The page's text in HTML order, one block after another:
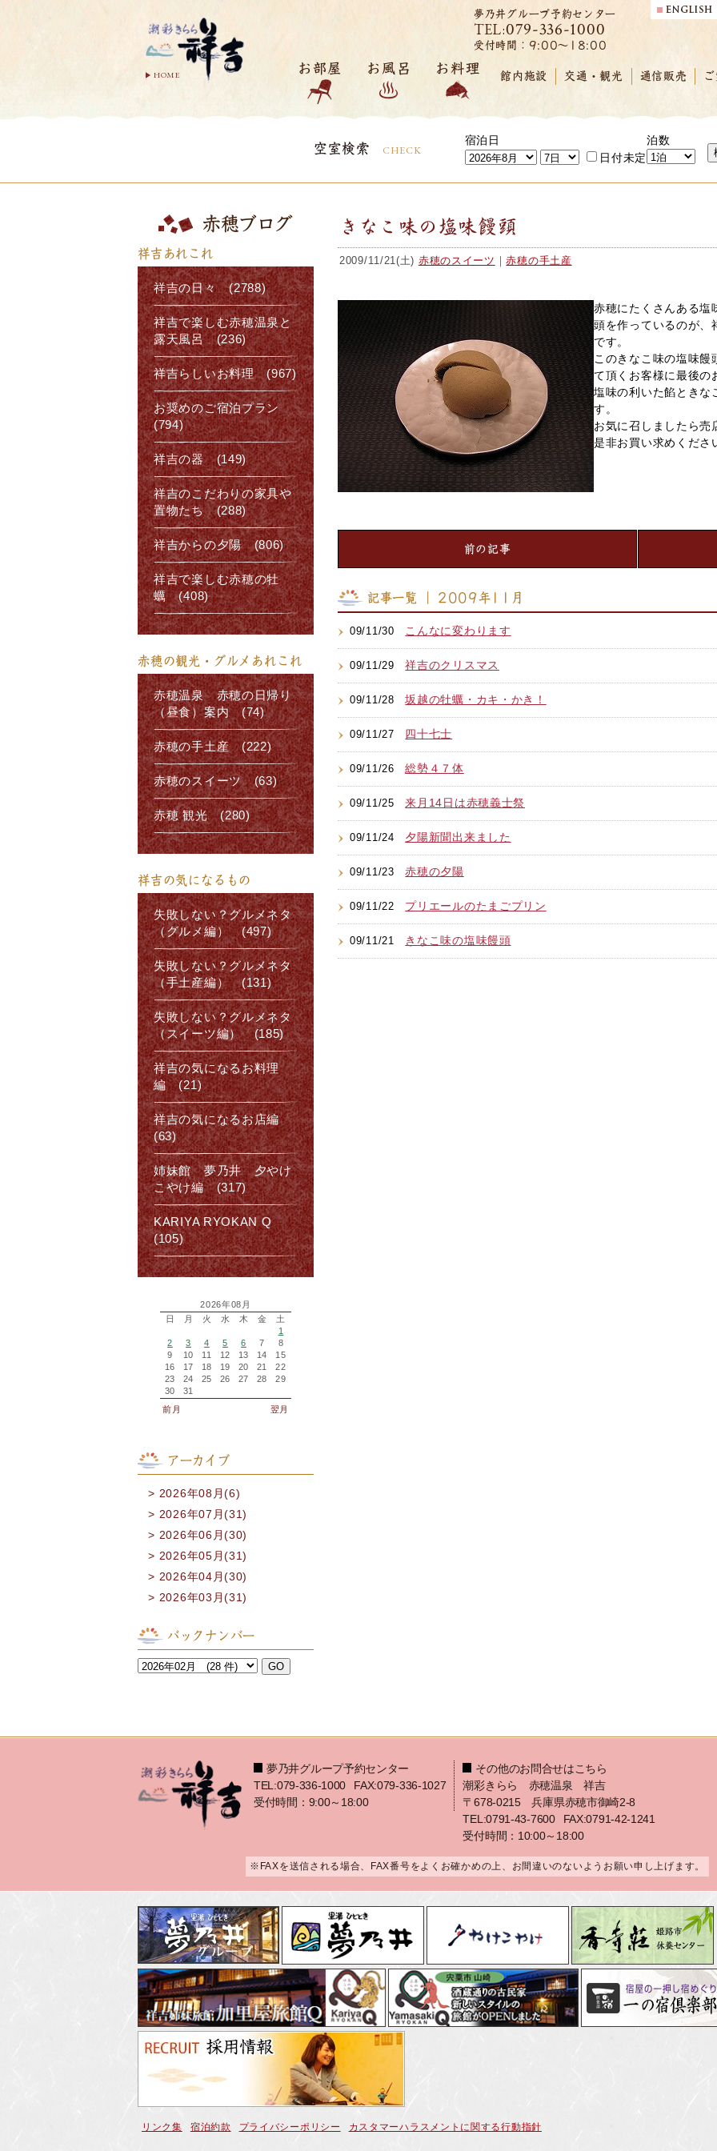
HOME
夢乃井グループ予約センター
TEL:079-336-1000
受付時間：9:00～18:00
お部屋 お風呂 お料理
館内施設 交通・観光 通信販売
空室検索 CHECK
宿泊日
日付未定
泊数
きなこ味の塩味饅頭
2009/11/21(土) 赤穂のスイーツ ｜赤穂の手土産
赤穂にたくさんある塩
頭を作っているのが、
です。
このきなこ味の塩味饅
て頂くお客様に最後の
塩味の利いた餡ときな
す。
お気に召しましたら売
是非お買い求めくださ
前の記事
記事一覧 ｜ 2009年11月
09/11/30 こんなに変わります
09/11/29祥吉のクリスマス
09/11/28坂越の牡蠣・カキ・かき！
09/11/27 四十七士
09/11/26総勢４７体
09/11/25来月14日は赤穂義士祭
09/11/24 夕陽新聞出来ました
09/11/23赤穂の夕陽
09/11/22 プリエールのたまごプリン
09/11/21 きなこ味の塩味饅頭
赤穂ブログ
祥吉あれこれ
祥吉の日々 (2788)
祥吉で楽しむ赤穂温泉と
露天風呂 (236)
祥吉らしいお料理 (967)
お奨めのご宿泊プラン
(794)
祥吉の器 (149)
祥吉のこだわりの家具や
置物たち (288)
祥吉からの夕陽 (806)
祥吉で楽しむ赤穂の牡
蠣 (408)
赤穂の観光・グルメあれこれ
赤穂温泉 赤穂の日帰り
（昼食）案内 (74)
赤穂の手土産 (222)
赤穂のスイーツ (63)
赤穂 観光 (280)
祥吉の気になるもの
失敗しない？グルメネタ
（グルメ編） (497)
失敗しない？グルメネタ
（手土産編） (131)
失敗しない？グルメネタ
（スイーツ編） (185)
祥吉の気になるお料理
編 (21)
祥吉の気になるお店編
(63)
姉妹館 夢乃井 夕やけ
こやけ編 (317)
KARIYA RYOKAN Q
(105)
2026年08月
日
月 火 水 木 金
土
1
2
3 4 5 6 7
8
9
10 11 12 13 14
15
16
17 18 19 20 21
22
23
24 25 26 27 28
29
30
31
前月
翌月
アーカイブ
2026年08月(6)
2026年07月(31)
2026年06月(30)
2026年05月(31)
2026年04月(30)
2026年03月(31)
バックナンバー
夢乃井グループ予約センター
TEL:079-336-1000
FAX:079-336-1027
受付時間：9:00～18:00
その他のお問合せはこちら
潮彩きらら 赤穂温泉 祥吉
〒678-0215 兵庫県赤穂市御崎2-8
TEL:0791-43-7600
FAX:0791-42-1241
受付時間：10:00～18:00
※FAXを送信される場合、FAX番号をよくお確かめの上、お間違いのないようお願い申し上げます。
リンク集 宿泊約款 プライバシーポリシー カスタマーハラスメントに関する行動指針